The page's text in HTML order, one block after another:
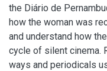
the Diário de
how the woman was
and understand how
cycle of silent cinema.
ways and periodicals